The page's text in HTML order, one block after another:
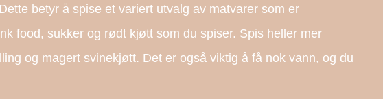
betyr å spise et variert utvalg av matvarer som er
food, sukker og rødt kjøtt som du spiser. Spis heller mer
og magert svinekjøtt. Det er også viktig å få nok vann, og du